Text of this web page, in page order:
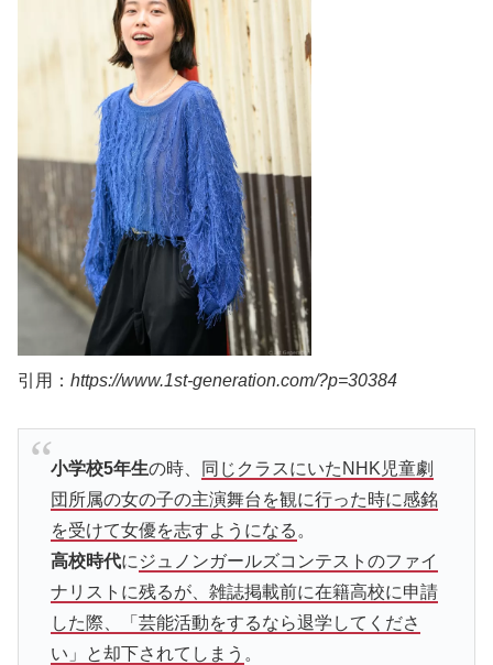
引用： https://www.1st-generation.com/?p=30384
小学校5年生の時、
同じクラスにいたNHK児童劇
団所属の女の子の主演舞台を観に行った時に感銘
を受けて女優を志すようになる 。
高校時代に ジュノンガールズコンテストのファイ
ナリストに残るが、雑誌掲載前に在籍高校に申請
した際、「芸能活動をするなら退学してくださ
い」と却下されてしまう 。